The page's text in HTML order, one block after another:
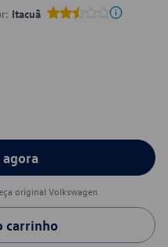
Itacuã
original Volkswagen
carrinho